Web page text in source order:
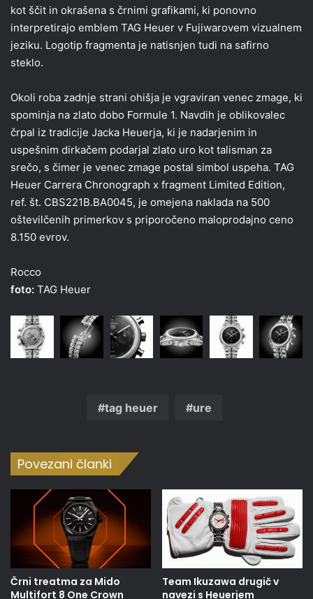
kot ščit in okrašena s črnimi grafikami, ki ponovno
interpretirajo emblem TAG Heuer v Fujiwarovem vizualnem
jeziku. Logotip fragmenta je natisnjen tudi na safirno
steklo.
Okoli roba zadnje strani ohišja je vgraviran venec zmage, ki
spominja na zlato dobo Formule 1. Navdih je oblikovalec
črpal iz tradicije Jacka Heuerja, ki je nadarjenim in
uspešnim dirkačem podarjal zlato uro kot talisman za
srečo, s čimer je venec zmage postal simbol uspeha. TAG
Heuer Carrera Chronograph x fragment Limited Edition,
ref. št. CBS221B.BA0045, je omejena naklada na 500
oštevilčenih primerkov s priporočeno maloprodajno ceno
8.150 evrov.
Rocco
foto: TAG Heuer
tag heuer ure
Povezani članki
Črni treatma za Mido
Multifort 8 One Crown
Team Ikuzawa drugič v
navezi s Heuerjem